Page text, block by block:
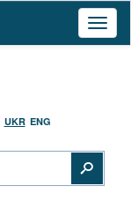
UKR ENG